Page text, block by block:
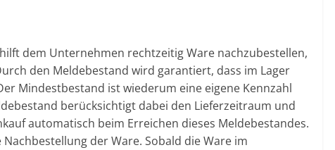
dem Unternehmen rechtzeitig Ware nachzubestellen,
den Meldebestand wird garantiert, dass im Lager
Mindestbestand ist wiederum eine eigene Kennzahl
berücksichtigt dabei den Lieferzeitraum und
automatisch beim Erreichen dieses Meldebestandes.
der Ware. Sobald die Ware im